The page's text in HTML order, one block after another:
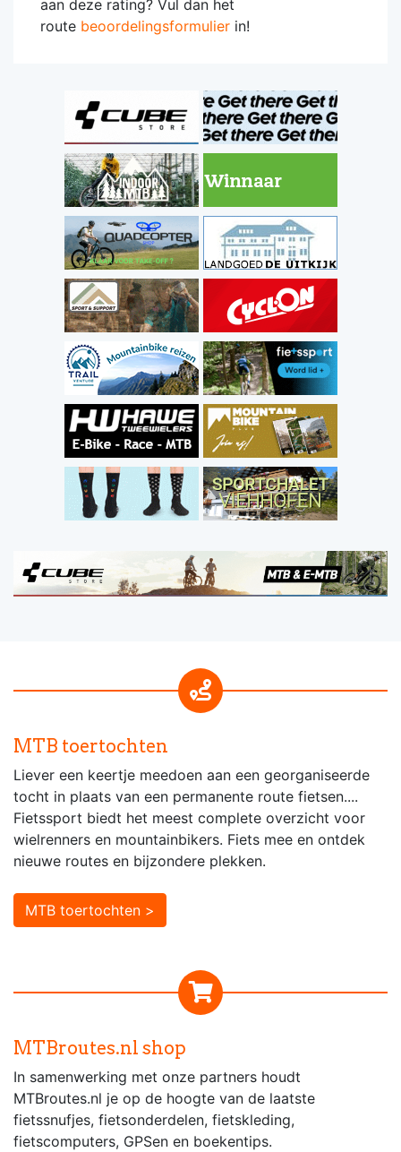
aan deze rating? Vul dan het
route beoordelingsformulier in!
MTB toertochten
Liever een keertje meedoen aan een georganiseerde
tocht in plaats van een permanente route fietsen....
Fietssport biedt het meest complete overzicht voor
wielrenners en mountainbikers. Fiets mee en ontdek
nieuwe routes en bijzondere plekken.
MTB toertochten >
MTBroutes.nl shop
In samenwerking met onze partners houdt
MTBroutes.nl je op de hoogte van de laatste
fietssnufjes, fietsonderdelen, fietskleding,
fietscomputers, GPSen en boekentips.